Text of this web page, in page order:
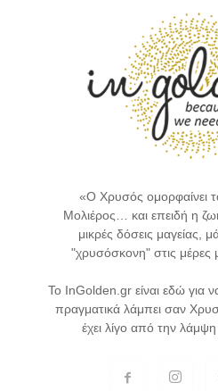
«Ο Χρυσός ομορφαίνει
Μολιέρος… και επειδή η
μικρές δόσεις μαγείας,
"χρυσόσκονη" στις μέρες
Το InGolden.gr είναι εδώ για
πραγματικά λάμπει σαν
έχει λίγο από την